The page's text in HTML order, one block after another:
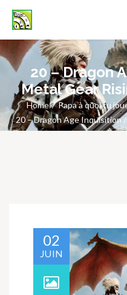
20 – Dragon
Metal Gear
Home Papa à quoi tu
20 – Dragon Age Inquisition
02
JUIN